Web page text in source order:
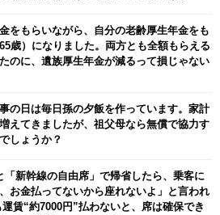
をもらいながら、自分の老齢厚生年金をも
歳）になりました。両方とも全額もらえる
のに、遺族厚生年金が減るって損じゃない
の日は毎日孫の夕飯を作っています。家計
えてきましたが、祖父母なら無償で協力す
しょうか？
「新幹線の自由席」で帰省したら、乗客に
、お金払ってないから座れないよ」と言われ
賃“約7000円”払わないと、席は確保でき